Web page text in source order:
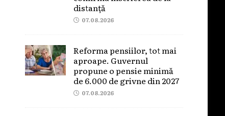
distanță
07.08.2026
Reforma pensiilor, tot mai
aproape. Guvernul
propune o pensie minimă
de 6.000 de grivne din 2027
07.08.2026